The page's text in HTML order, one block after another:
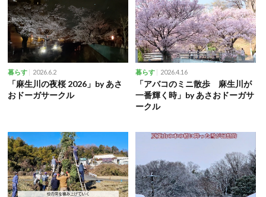
暮らす 2026.6.2
「麻生川の夜桜 2026」by あさ
おドーガサークル
暮らす 2026.4.16
「アバコのミニ散歩 麻生川が
一番輝く時」by あさおドーガサ
ークル